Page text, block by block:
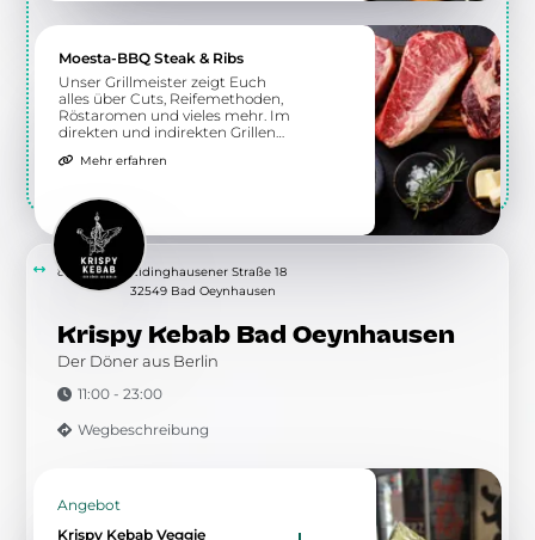
Moesta-BBQ Steak & Ribs
Unser Grillmeister zeigt Euch
alles über Cuts, Reifemethoden,
Röstaromen und vieles mehr. Im
direkten und indirekten Grillen
die richtige Zubereitung
Mehr erfahren
Krispy Kebab Bad Oeynhausen
Der Döner aus Berlin
11:00 - 23:00
Wegbeschreibung
8.12 km
Eidinghausener Straße 18
32549 Bad Oeynhausen
Angebot
Krispy Kebab Veggie